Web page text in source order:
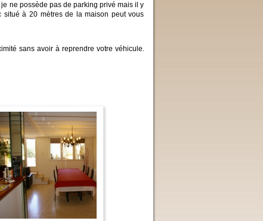
ne possède pas de parking privé mais il y
à 20 mètres de la maison peut vous
sans avoir à reprendre votre véhicule.